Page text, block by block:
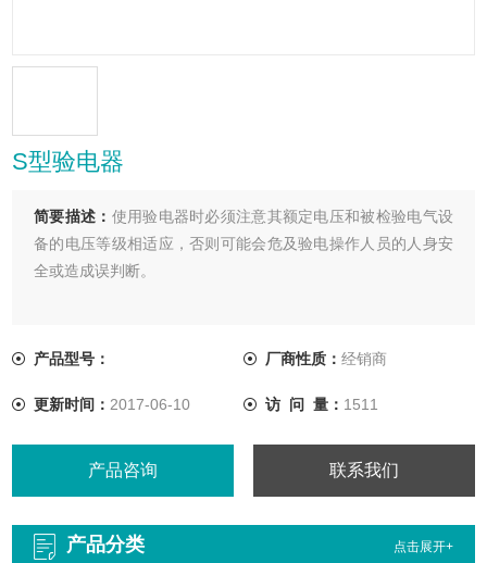
S型验电器
简要描述： 使用验电器时必须注意其额定电压和被检验电气设
备的电压等级相适应，否则可能会危及验电操作人员的人身安
全或造成误判断。
产品型号： 厂商性质： 经销商
更新时间： 2017-06-10 访 问 量： 1511
产品咨询 联系我们
产品分类 点击展开+